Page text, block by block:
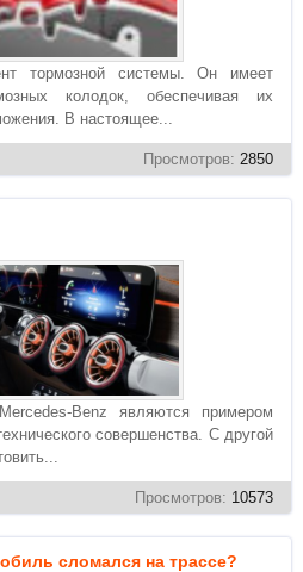
тормозной системы. Он имеет
колодок, обеспечивая их
В настоящее...
Просмотров: 2850
Benz являются примером
совершенства. С другой
Просмотров: 10573
сломался на трассе?